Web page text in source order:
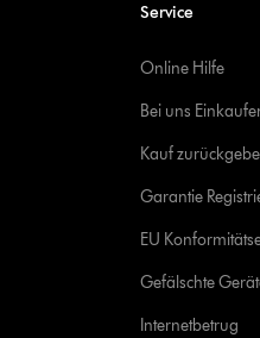
Service
Online Hilfe
Bei uns
Kauf
Garantie
EU
Gefälschte
Internetbetrug